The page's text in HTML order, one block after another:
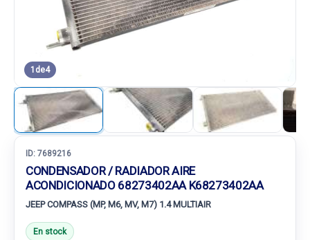
1 de4
ID: 7689216
CONDENSADOR / RADIADOR AIRE
ACONDICIONADO 68273402AA K68273402AA
JEEP COMPASS (MP, M6, MV, M7) 1.4 MULTIAIR
En stock